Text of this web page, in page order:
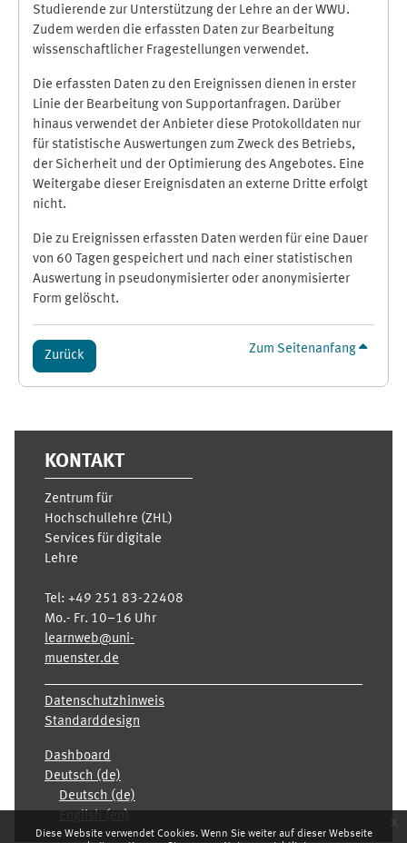
Diese Website verwendet Cookies. Wenn Sie weiter auf dieser Webseite
x
Studierende zur Unterstützung der Lehre an der WWU.
Zudem werden die erfassten Daten zur Bearbeitung
wissenschaftlicher Fragestellungen verwendet.
Die erfassten Daten zu den Ereignissen dienen in erster
Linie der Bearbeitung von Supportanfragen. Darüber
hinaus verwendet der Anbieter diese Protokolldaten nur
für statistische Auswertungen zum Zweck des Betriebs,
der Sicherheit und der Optimierung des Angebotes. Eine
Weitergabe dieser Ereignisdaten an externe Dritte erfolgt
nicht.
Die zu Ereignissen erfassten Daten werden für eine Dauer
von 60 Tagen gespeichert und nach einer statistischen
Auswertung in pseudonymisierter oder anonymisierter
Form gelöscht.
Zurück Zum Seitenanfang
KONTAKT
Zentrum für
Hochschullehre (ZHL)
Services für digitale
Lehre
Tel: +49 251 83-22408
Mo.- Fr. 10–16 Uhr
learnweb@uni-
muenster.de
Datenschutzhinweis
Standarddesign
Dashboard
Deutsch ‎(de)‎
Deutsch ‎(de)‎